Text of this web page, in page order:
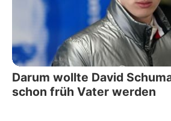
Darum wollte David
schon früh Vater werden